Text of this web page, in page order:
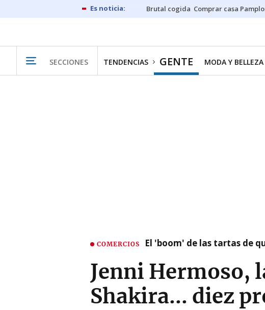
Brutal cogida Comprar casa
SECCIONES TENDENCIAS GENTE MODA Y BELLEZA
COMERCIOS El 'boom' de las tartas de
Jenni Hermoso,
Shakira... diez